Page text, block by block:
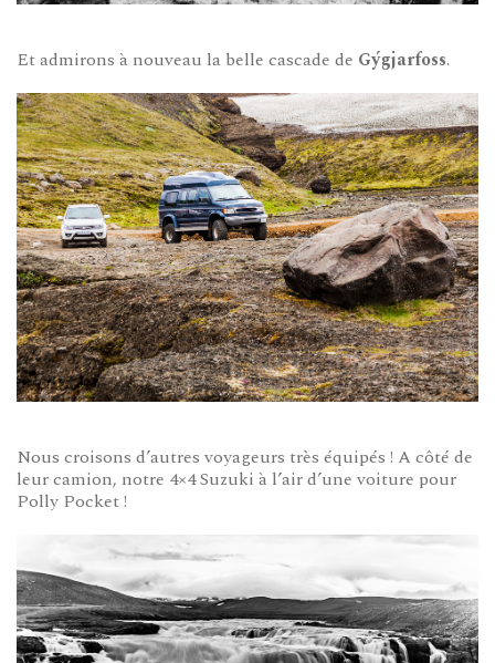
Et admirons à nouveau la belle cascade de Gýgjarfoss.
Nous croisons d’autres voyageurs très équipés ! A côté de
leur camion, notre 4×4 Suzuki à l’air d’une voiture pour
Polly Pocket !